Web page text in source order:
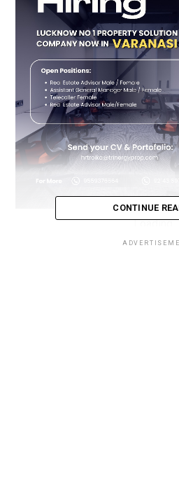
Loading...
CONTINUE